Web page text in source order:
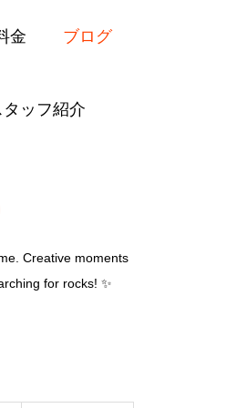
金 ブログ
タッフ紹介
Creative moments
for rocks! ✨